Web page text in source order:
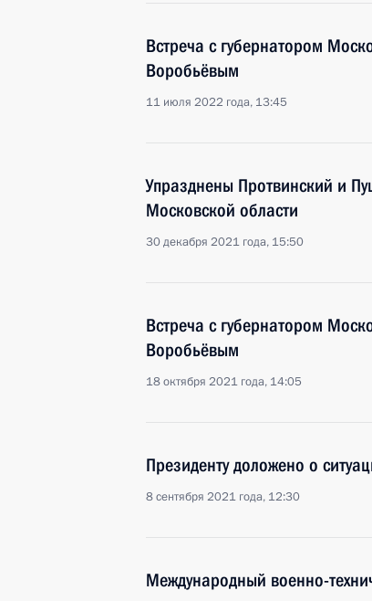
Встреча с губернатором
Воробьёвым
11 июля 2022 года, 13:45
Упразднены Протвинский и
Московской области
30 декабря 2021 года, 15:50
Встреча с губернатором
Воробьёвым
18 октября 2021 года, 14:05
Президенту доложено о
8 сентября 2021 года, 12:30
Международный военно-